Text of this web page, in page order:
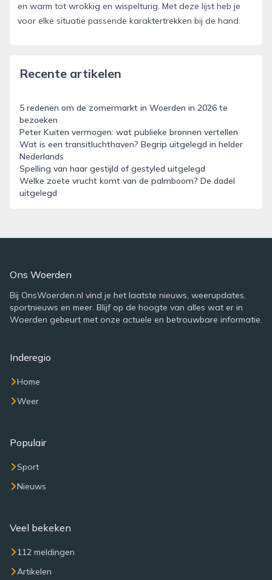
en warm tot wrokkig en wispelturig. Met deze lijst heb je
voor elke situatie passende karaktertrekken bij de hand.
Recente artikelen
5 redenen om de zomermarkt in Woerden in 2026 te
bezoeken
Peter Kuiten vermogen: wat publieke bronnen vertellen
Wat is een transitluchthaven? Begrip uitgelegd in helder
Nederlands
Spelling van haar gestijld of gestyled uitgelegd
Welke zoete vrucht komt van de palmboom? De dadel
uitgelegd
Ons Woerden
Bij OnsWoerden.nl vind je het laatste nieuws, weerupdates,
sportnieuws en meer. Blijf op de hoogte van alles wat er in
Woerden gebeurt met onze actuele en betrouwbare informatie.
Inderegio
Home
Weer
Populair
Sport
Nieuws
Veel bekeken
112 meldingen
Artikelen